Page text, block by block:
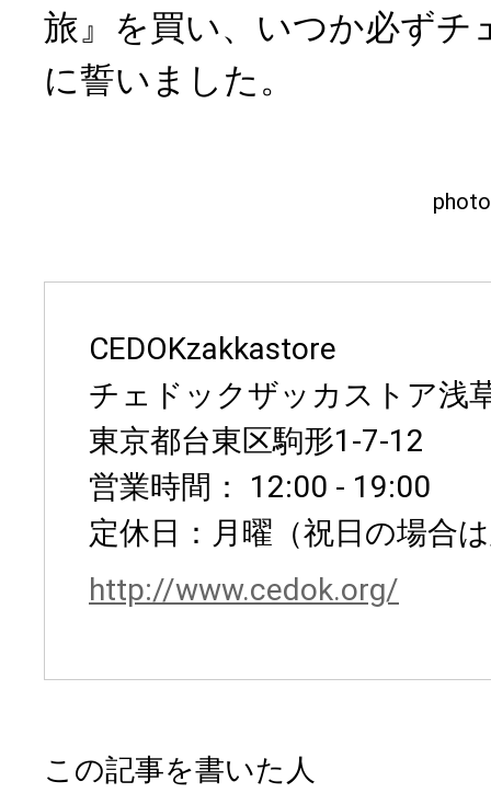
旅』を買い、いつか必ずチ
に誓いました。
CEDOKzakkastore
チェドックザッカストア浅
東京都台東区駒形1-7-12
営業時間： 12:00 - 19:00
定休日：月曜（祝日の場合
http://www.cedok.org/
この記事を書いた人